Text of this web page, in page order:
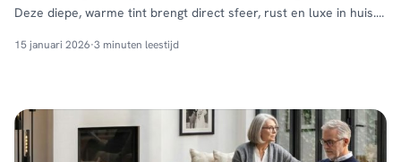
Deze diepe, warme tint brengt direct sfeer, rust en luxe in huis.
verrassend veelzijdig is. In deze blog nemen we je mee in een
15 januari 2026·3 minuten leestijd